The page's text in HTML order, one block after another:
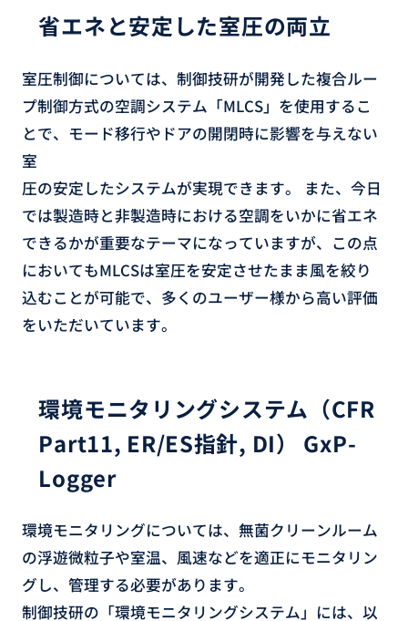
省エネと安定した室圧の両立
室圧制御については、制御技研が開発した複合ルー
プ制御方式の空調システム「MLCS」を使用するこ
とで、モード移行やドアの開閉時に影響を与えない
室
圧の安定したシステムが実現できます。 また、今日
では製造時と非製造時における空調をいかに省エネ
できるかが重要なテーマになっていますが、この点
においてもMLCSは室圧を安定させたまま風を絞り
込むことが可能で、多くのユーザー様から高い評価
をいただいています。
環境モニタリングシステム（CFR
Part11, ER/ES指針, DI） GxP-
Logger
環境モニタリングについては、無菌クリーンルーム
の浮遊微粒子や室温、風速などを適正にモニタリン
グし、管理する必要があります。
制御技研の「環境モニタリングシステム」には、以